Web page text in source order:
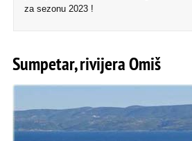
za sezonu 2023 !
Sumpetar, rivijera Omiš